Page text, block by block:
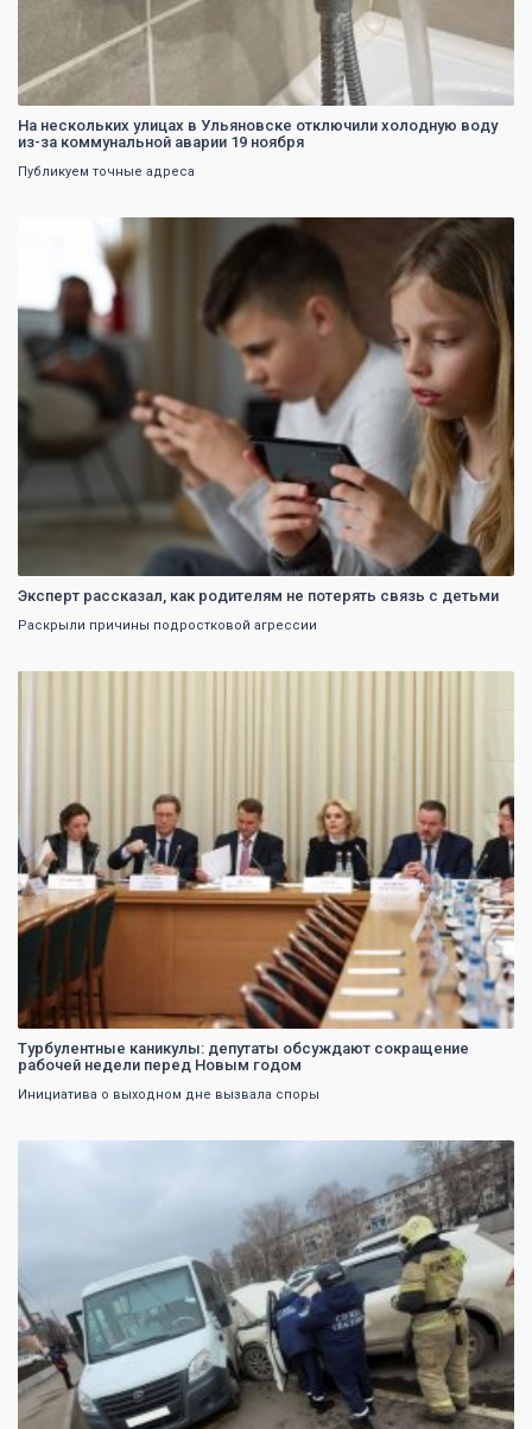
На нескольких улицах в Ульяновске отключили холодную воду
из-за коммунальной аварии 19 ноября
Публикуем точные адреса
0
Эксперт рассказал, как родителям не потерять связь с детьми
Раскрыли причины подростковой агрессии
Турбулентные каникулы: депутаты обсуждают сокращение
рабочей недели перед Новым годом
Инициатива о выходном дне вызвала споры
0